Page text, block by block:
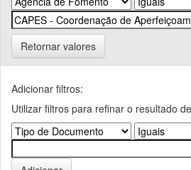
Retornar valores
Adicionar filtros:
Utilizar filtros para refinar o resultado